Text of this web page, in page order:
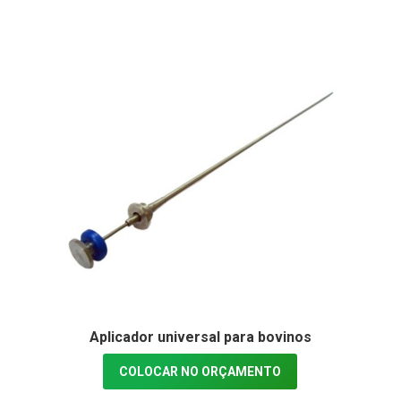
Aplicador universal para bovinos
COLOCAR NO ORÇAMENTO